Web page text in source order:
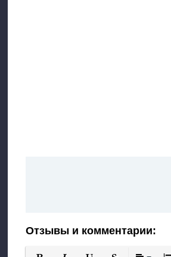
Отзывы и комментарии: